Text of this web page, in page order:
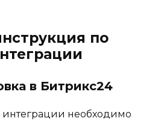
по
в Битрикс24
необходимо